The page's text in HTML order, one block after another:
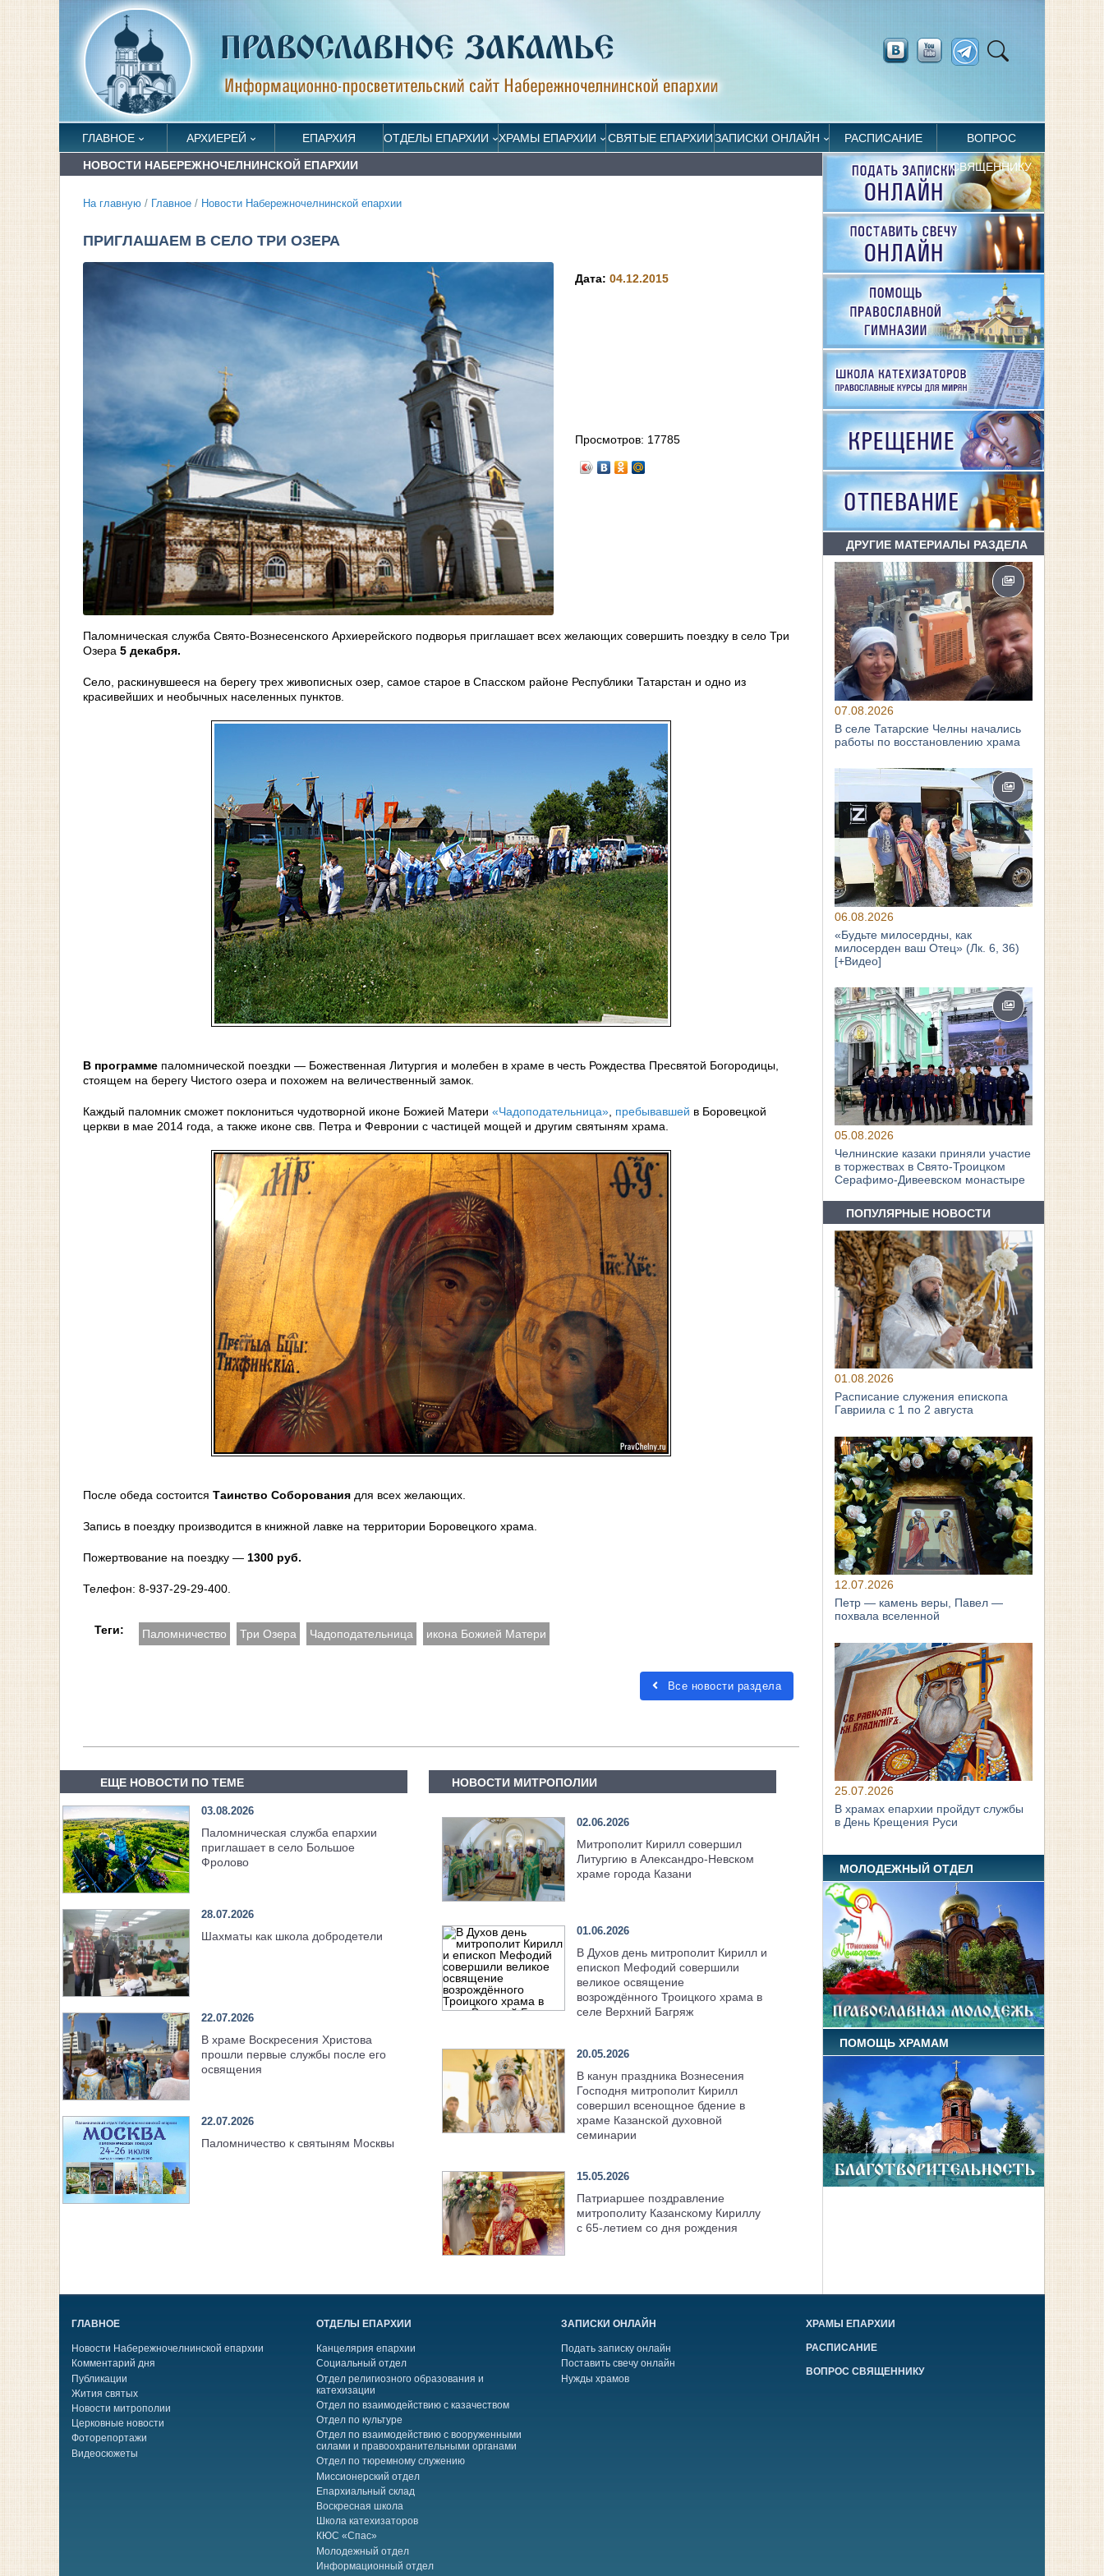
ГЛАВНОЕ АРХИЕРЕЙ ЕПАРХИЯ ОТДЕЛЫ ЕПАРХИИ ХРАМЫ ЕПАРХИИ СВЯТЫЕ ЕПАРХИИЗАПИСКИ ОНЛАЙН РАСПИСАНИЕ ВОПРОС
СВЯЩЕННИКУ
НОВОСТИ НАБЕРЕЖНОЧЕЛНИНСКОЙ ЕПАРХИИ
На главную / Главное / Новости Набережночелнинской епархии
ПРИГЛАШАЕМ В СЕЛО ТРИ ОЗЕРА
Дата:04.12.2015
Просмотров: 17785
Паломническая служба Свято-Вознесенского Архиерейского подворья приглашает всех желающих совершить поездку в село Три
Озера 5 декабря.
Село, раскинувшееся на берегу трех живописных озер, самое старое в Спасском районе Республики Татарстан и одно из
красивейших и необычных населенных пунктов.
В программе паломнической поездки — Божественная Литургия и молебен в храме в честь Рождества Пресвятой Богородицы,
стоящем на берегу Чистого озера и похожем на величественный замок.
Каждый паломник сможет поклониться чудотворной иконе Божией Матери «Чадоподательница», пребывавшей в Боровецкой
церкви в мае 2014 года, а также иконе свв. Петра и Февронии с частицей мощей и другим святыням храма.
После обеда состоится Таинство Соборования для всех желающих.
Запись в поездку производится в книжной лавке на территории Боровецкого храма.
Пожертвование на поездку — 1300 руб.
Телефон: 8-937-29-29-400.
Теги: Паломничество Три Озера Чадоподательница икона Божией Матери
Все новости раздела
ЕЩЕ НОВОСТИ ПО ТЕМЕ
03.08.2026
Паломническая служба епархии
приглашает в село Большое
Фролово
28.07.2026
Шахматы как школа добродетели
22.07.2026
В храме Воскресения Христова
прошли первые службы после его
освящения
22.07.2026
Паломничество к святыням Москвы
НОВОСТИ МИТРОПОЛИИ
02.06.2026
Митрополит Кирилл совершил
Литургию в Александро-Невском
храме города Казани
01.06.2026
В Духов день митрополит Кирилл и
епископ Мефодий совершили
великое освящение
возрождённого Троицкого храма в
селе Верхний Багряж
20.05.2026
В канун праздника Вознесения
Господня митрополит Кирилл
совершил всенощное бдение в
храме Казанской духовной
семинарии
15.05.2026
Патриаршее поздравление
митрополиту Казанскому Кириллу
с 65-летием со дня рождения
ДРУГИЕ МАТЕРИАЛЫ РАЗДЕЛА
07.08.2026
В селе Татарские Челны начались
работы по восстановлению храма
06.08.2026
«Будьте милосердны, как
милосерден ваш Отец» (Лк. 6, 36)
[+Видео]
05.08.2026
Челнинские казаки приняли участие
в торжествах в Свято‑Троицком
Серафимо‑Дивеевском монастыре
ПОПУЛЯРНЫЕ НОВОСТИ
01.08.2026
Расписание служения епископа
Гавриила с 1 по 2 августа
12.07.2026
Петр — камень веры, Павел —
похвала вселенной
25.07.2026
В храмах епархии пройдут службы
в День Крещения Руси
МОЛОДЕЖНЫЙ ОТДЕЛ
ПОМОЩЬ ХРАМАМ
ГЛАВНОЕ
Новости Набережночелнинской епархии
Комментарий дня
Публикации
Жития святых
Новости митрополии
Церковные новости
Фоторепортажи
Видеосюжеты
ОТДЕЛЫ ЕПАРХИИ
Канцелярия епархии
Социальный отдел
Отдел религиозного образования и
катехизации
Отдел по взаимодействию с казачеством
Отдел по культуре
Отдел по взаимодействию с вооруженными
силами и правоохранительными органами
Отдел по тюремному служению
Миссионерский отдел
Епархиальный склад
Воскресная школа
Школа катехизаторов
КЮС «Спас»
Молодежный отдел
Информационный отдел
ЗАПИСКИ ОНЛАЙН
Подать записку онлайн
Поставить свечу онлайн
Нужды храмов
ХРАМЫ ЕПАРХИИ
РАСПИСАНИЕ
ВОПРОС СВЯЩЕННИКУ